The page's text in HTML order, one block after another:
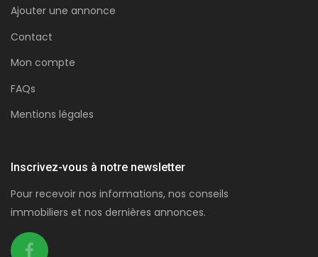
Ajouter une annonce
Contact
Mon compte
FAQs
Mentions légales
Inscrivez-vous à notre newsletter
Pour recevoir nos informations, nos conseils
immobiliers et nos dernières annonces.